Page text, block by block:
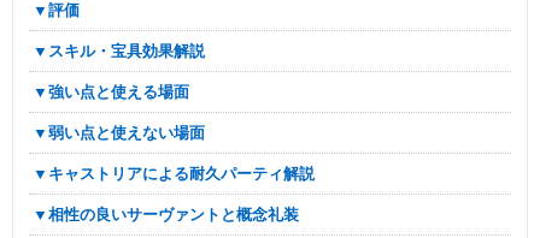
▼評価
▼スキル・宝具効果解説
▼強い点と使える場面
▼弱い点と使えない場面
▼キャストリアによる耐久パーティ解説
▼相性の良いサーヴァントと概念礼装